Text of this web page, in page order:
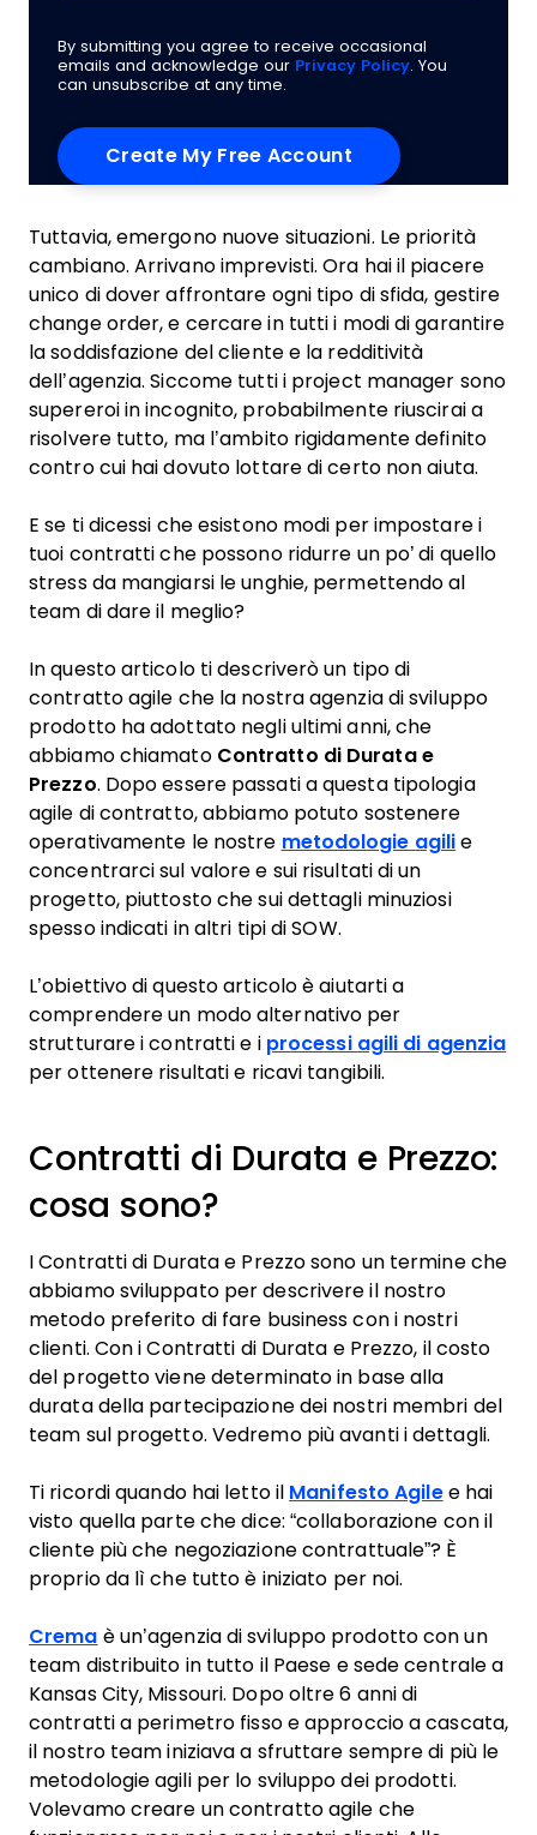
By submitting you agree to receive occasional
emails and acknowledge our Privacy Policy. You
can unsubscribe at any time.
Tuttavia, emergono nuove situazioni. Le priorità
cambiano. Arrivano imprevisti. Ora hai il piacere
unico di dover affrontare ogni tipo di sfida, gestire
change order, e cercare in tutti i modi di garantire
la soddisfazione del cliente e la redditività
dell’agenzia. Siccome tutti i project manager sono
supereroi in incognito, probabilmente riuscirai a
risolvere tutto, ma l’ambito rigidamente definito
contro cui hai dovuto lottare di certo non aiuta.
E se ti dicessi che esistono modi per impostare i
tuoi contratti che possono ridurre un po’ di quello
stress da mangiarsi le unghie, permettendo al
team di dare il meglio?
In questo articolo ti descriverò un tipo di
contratto agile che la nostra agenzia di sviluppo
prodotto ha adottato negli ultimi anni, che
abbiamo chiamato Contratto di Durata e
Prezzo. Dopo essere passati a questa tipologia
agile di contratto, abbiamo potuto sostenere
operativamente le nostre metodologie agili e
concentrarci sul valore e sui risultati di un
progetto, piuttosto che sui dettagli minuziosi
spesso indicati in altri tipi di SOW.
L’obiettivo di questo articolo è aiutarti a
comprendere un modo alternativo per
strutturare i contratti e i processi agili di agenzia
per ottenere risultati e ricavi tangibili.
Contratti di Durata e Prezzo:
cosa sono?
I Contratti di Durata e Prezzo sono un termine che
abbiamo sviluppato per descrivere il nostro
metodo preferito di fare business con i nostri
clienti. Con i Contratti di Durata e Prezzo, il costo
del progetto viene determinato in base alla
durata della partecipazione dei nostri membri del
team sul progetto. Vedremo più avanti i dettagli.
Ti ricordi quando hai letto il Manifesto Agilee hai
visto quella parte che dice: “collaborazione con il
cliente più che negoziazione contrattuale”? È
proprio da lì che tutto è iniziato per noi.
Crema è un’agenzia di sviluppo prodotto con un
team distribuito in tutto il Paese e sede centrale a
Kansas City, Missouri. Dopo oltre 6 anni di
contratti a perimetro fisso e approccio a cascata,
il nostro team iniziava a sfruttare sempre di più le
metodologie agili per lo sviluppo dei prodotti.
Volevamo creare un contratto agile che